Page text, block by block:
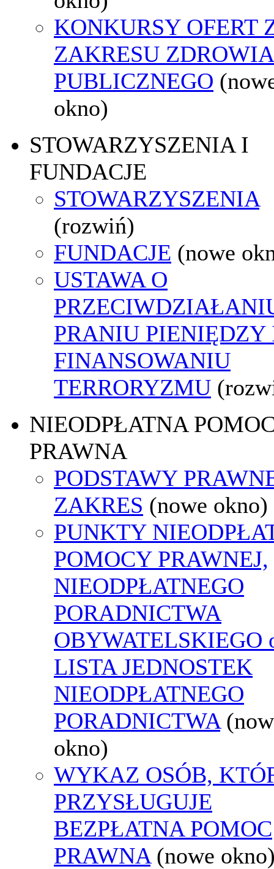
KONKURSY OFERT
ZAKRESU ZDROWIA
PUBLICZNEGO
okno)
STOWARZYSZENIA I
FUNDACJE
STOWARZYSZENIA
(rozwiń)
FUNDACJE (nowe
USTAWA O
PRANIU PIENIĘDZY
FINANSOWANIU
TERRORYZMU
NIEODPŁATNA
PRAWNA
PODSTAWY
ZAKRES (nowe okno)
PUNKTY
POMOCY PRAWNEJ,
NIEODPŁATNEGO
PORADNICTWA
OBYWATELSKIEGO
LISTA JEDNOSTEK
NIEODPŁATNEGO
PORADNICTWA
okno)
WYKAZ OSÓB,
PRZYSŁUGUJE
BEZPŁATNA POMOC
PRAWNA (nowe